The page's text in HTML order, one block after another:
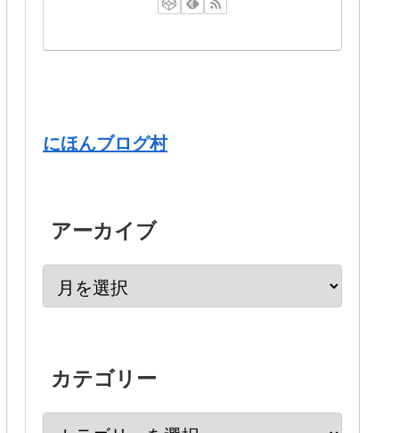
にほんブログ村
アーカイブ
カテゴリー